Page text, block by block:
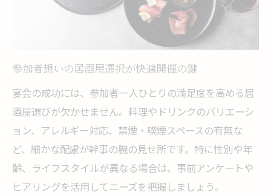
参加者想いの居酒屋選択が快適開催の鍵
宴会の成功には、参加者一人ひとりの満足度を高める居
酒屋選びが欠かせません。料理やドリンクのバリエーシ
ョン、アレルギー対応、禁煙・喫煙スペースの有無な
ど、細かな配慮が幹事の腕の見せ所です。特に性別や年
齢、ライフスタイルが異なる場合は、事前アンケートや
ヒアリングを活用してニーズを把握しましょう。